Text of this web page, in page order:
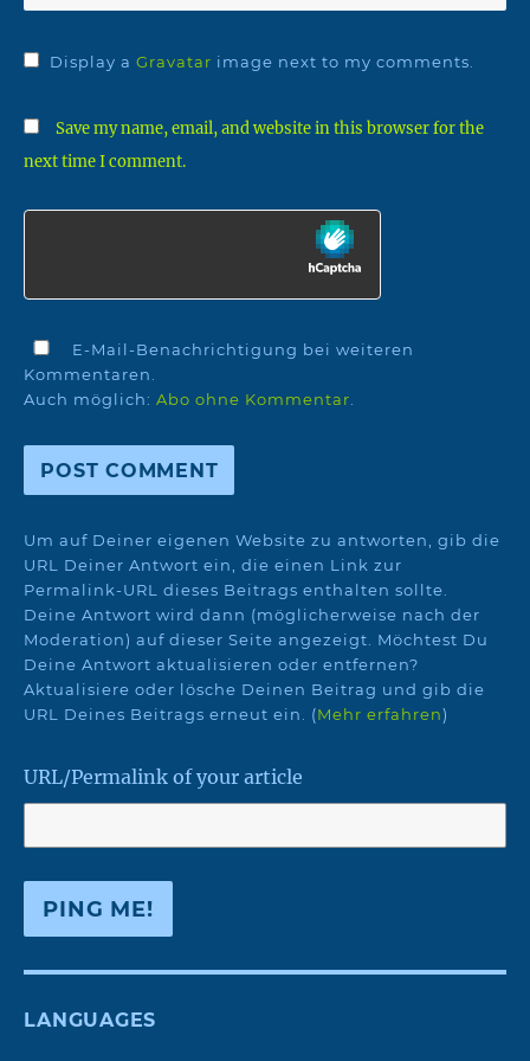
Display aGravatar image next to my comments.
Save my name, email, and website in this browser for the
next time I comment.
E-Mail-Benachrichtigung bei weiteren
Kommentaren.
Auch möglich:Abo ohne Kommentar
Um auf Deiner eigenen Website zu antworten, gib die
URL Deiner Antwort ein, die einen Link zur
Permalink-URL dieses Beitrags enthalten sollte.
Deine Antwort wird dann (möglicherweise nach der
Moderation) auf dieser Seite angezeigt. Möchtest Du
Deine Antwort aktualisieren oder entfernen?
Aktualisiere oder lösche Deinen Beitrag und gib die
URL Deines Beitrags erneut ein. (Mehr erfahren)
URL/Permalink of your article
LANGUAGES